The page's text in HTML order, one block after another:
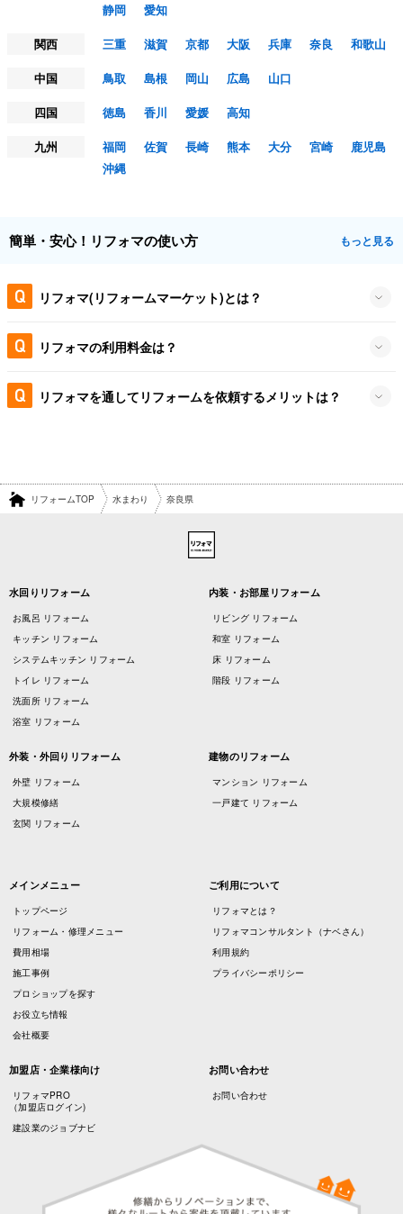
静岡
愛知
関西
三重 滋賀 京都 大阪 兵庫 奈良
和歌山
中国
鳥取 島根 岡山 広島
山口
四国
徳島 香川 愛媛
高知
九州
福岡 佐賀 長崎 熊本 大分 宮崎
鹿児島
沖縄
簡単・安心！リフォマの使い方 もっと見る
リフォマ(リフォームマーケット)とは？
リフォマの利用料金は？
リフォマを通してリフォームを依頼するメリットは？
リフォームTOP 水まわり 奈良県
水回りリフォーム
お風呂 リフォーム
キッチン リフォーム
システムキッチン リフォーム
トイレ リフォーム
洗面所 リフォーム
浴室 リフォーム
内装・お部屋リフォーム
リビング リフォーム
和室 リフォーム
床 リフォーム
階段 リフォーム
外装・外回りリフォーム
外壁 リフォーム
大規模修繕
玄関 リフォーム
建物のリフォーム
マンション リフォーム
一戸建て リフォーム
メインメニュー
トップページ
リフォーム・修理メニュー
費用相場
施工事例
プロショップを探す
お役立ち情報
会社概要
ご利用について
リフォマとは？
リフォマコンサルタント（ナベさん）
利用規約
プライバシーポリシー
加盟店・企業様向け
リフォマPRO
（加盟店ログイン)
建設業のジョブナビ
お問い合わせ
お問い合わせ